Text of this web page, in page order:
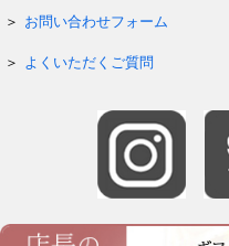
お問い合わせフォーム
よくいただくご質問